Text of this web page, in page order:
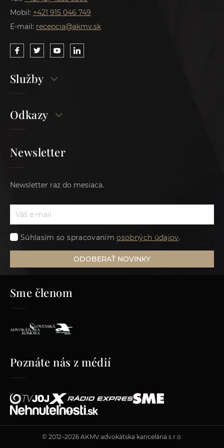
Mobil: +421 915 046 749
E-mail: recepcia@akmv.sk
Služby
Odkazy
Newsletter
Newsletter raz do mesiaca.
Súhlasím so spracovanímosobných údajov.
ODOBERAŤ NOVINKY
Sme členom
Poznáte nás z médií
© 2012–2026 AKMV advokátska kancelária s.r.o.